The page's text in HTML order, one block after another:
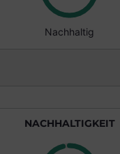
Nachhaltig
NACHHALTIGKEIT